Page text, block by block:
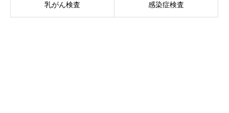
乳がん検査 感染症検査